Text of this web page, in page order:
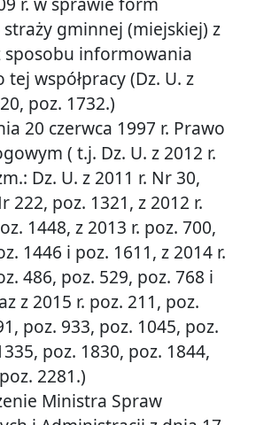
straży gminnej (miejskiej) z
sposobu informowania
współpracy (Dz. U. z
poz. 1732.)
20 czerwca 1997 r. Prawo
( t.j. Dz. U. z 2012 r.
Dz. U. z 2011 r. Nr 30,
222, poz. 1321, z 2012 r.
1448, z 2013 r. poz. 700,
1446 i poz. 1611, z 2014 r.
486, poz. 529, poz. 768 i
z 2015 r. poz. 211, poz.
poz. 933, poz. 1045, poz.
poz. 1830, poz. 1844,
2281.)
Ministra Spraw